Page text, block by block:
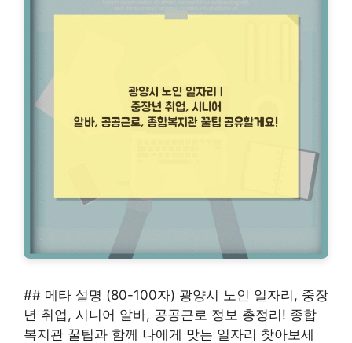
## 메타 설명 (80-100자) 광양시 노인 일자리, 중장
년 취업, 시니어 알바, 공공근로 정보 총정리! 종합
복지관 꿀팁과 함께 나에게 맞는 일자리 찾아보세